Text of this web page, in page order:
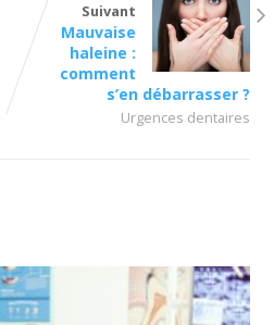
Suivant
Mauvaise
haleine :
comment
s’en débarrasser ?
Urgences dentaires